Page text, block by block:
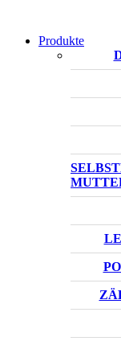
Produkte